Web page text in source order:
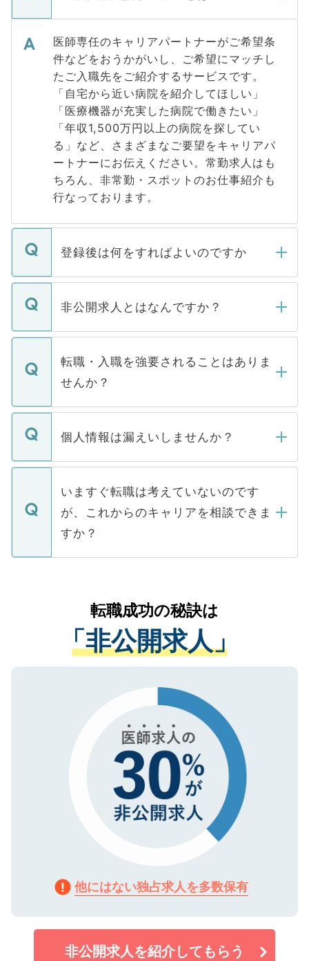
医師専任のキャリアパートナーがご希望条
件などをおうかがいし、ご希望にマッチし
たご入職先をご紹介するサービスです。
「自宅から近い病院を紹介してほしい」
「医療機器が充実した病院で働きたい」
「年収1,500万円以上の病院を探してい
る」など、さまざまなご要望をキャリアパ
ートナーにお伝えください。常勤求人はも
ちろん、非常勤・スポットのお仕事紹介も
行なっております。
登録後は何をすればよいのですか
ご登録いただきましたら、弊社担当者がご
登録内容を確認し、その後メールもしくは
ます。通常、5営業日以内にはご連絡をせて
いただきますので、しばらくお待ちくださ
非公開求人とはなんですか？
マイナビDOCTORで取り扱っている求人の
うち約3割は、Webサイトからご覧いただ
けない「非公開求人」です。非公開求人は
下記の理由によって、一般には公開してい
ません。
■応募殺到を避けるため 人気のある医療機
関を公にしてしまうと、応募が殺到する場
に、医療機関が求める条件に合った人材の
みを人材紹介会社に依頼するケースが増え
ています。
転職・入職を強要されることはありま
せんか？
転職・入職を強要することは一切ありませ
ん。また、仮に応募先から内定をいただい
定を承諾する必要はありません。内定先へ
の辞退の連絡はキャリアパートナーが行い
個人情報は漏えいしませんか？
個人情報が漏えいすることはありませんの
で、ご安心ください。当サイトからの登録
などで収集したご登録者様の個人情報は、
ご本人のキャリアアップおよび転職活動の
支援を目的に使用いたします。お預かりし
ているすべての個人データはご本人の許可
は、個人情報の取り扱いについての厳密な
管理基準を満たした事業者のみに付与され
る、プライバシーマークを取得済みです。
で、機密保持に関してもご安心ください。
いますぐ転職は考えていないのです
が、これからのキャリアを相談できま
すか？
かがいして、現在の医療機関の状況や紹介
経験をまじえながら、適切なアドバイスを
させていただきます。すぐにご転職をされ
ない方には、長期的なサポートが可能です
ので、まずはご登録ください。
転職成功の秘訣は
「非公開求人」
他にはない独占求人を多数保有
非公開求人を紹介してもらう